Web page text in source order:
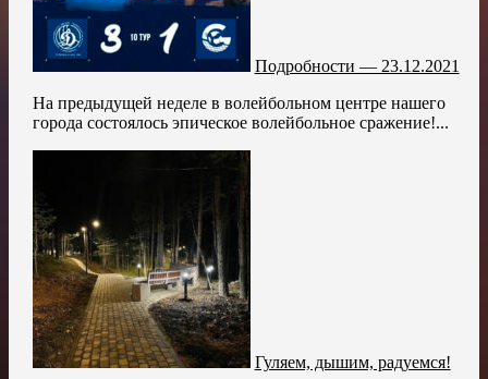
Подробности — 23.12.2021
На предыдущей неделе в волейбольном центре нашего
города состоялось эпическое волейбольное сражение!...
Гуляем, дышим, радуемся!